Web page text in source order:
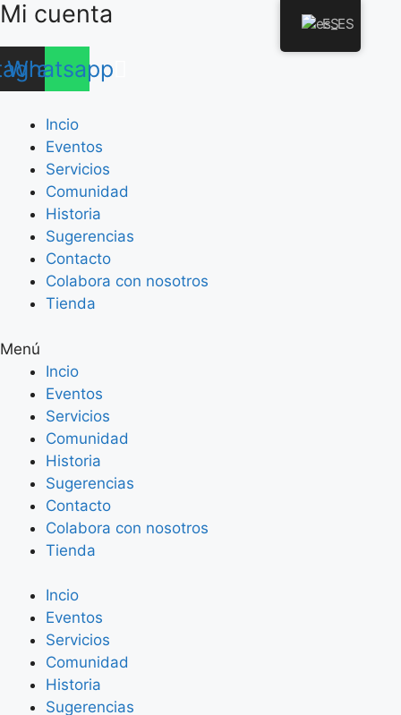
Saltar
Mi cuenta
Whatsapp
Incio
Eventos
Servicios
Comunidad
Historia
Sugerencias
Contacto
Colabora con nosotros
Tienda
Menú
Incio
Eventos
Servicios
Comunidad
Historia
Sugerencias
Contacto
Colabora con nosotros
Tienda
Incio
Eventos
Servicios
Comunidad
Historia
Sugerencias
ES